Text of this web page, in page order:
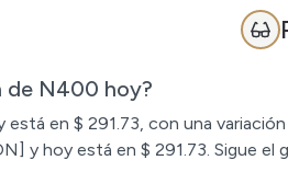
de N400 hoy?
está en $ 291.73, con una
y hoy está en $ 291.73. Sigue